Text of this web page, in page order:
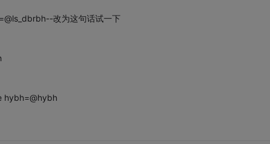
改为这句话试一下
hybh=@hybh